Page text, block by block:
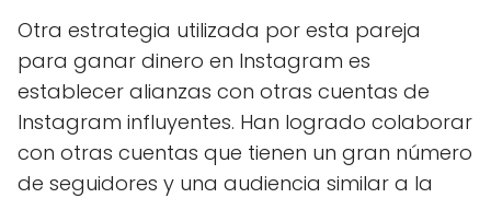
Otra estrategia utilizada por esta pareja
para ganar dinero en Instagram es
establecer alianzas con otras cuentas de
Instagram influyentes. Han logrado colaborar
con otras cuentas que tienen un gran número
de seguidores y una audiencia similar a la